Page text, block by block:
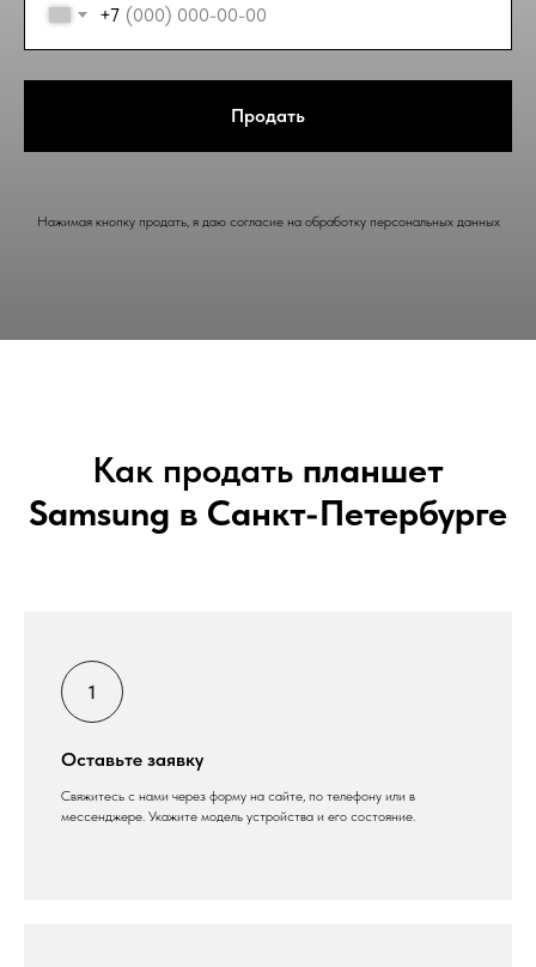
+7
Продать
Нажимая кнопку продать, я даю согласие на обработку персональных данных
Как продать планшет
Samsung в Санкт-Петербурге
Оставьте заявку
Свяжитесь с нами через форму на сайте, по телефону или в
мессенджере. Укажите модель устройства и его состояние.